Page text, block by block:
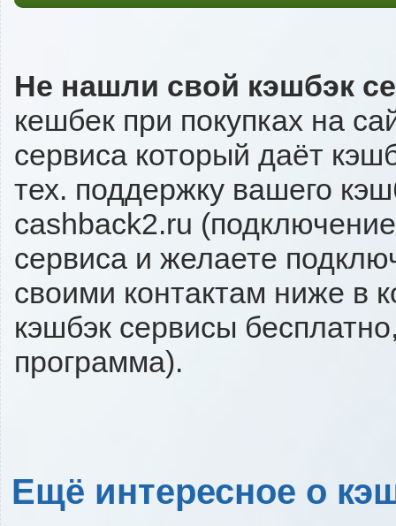
Не нашли свой кэшбэк
кешбек при покупках на
сервиса который даёт
тех. поддержку вашего
cashback2.ru
сервиса и желаете
своими контактам ниже в
кэшбэк сервисы
программа).
Ещё интересное о